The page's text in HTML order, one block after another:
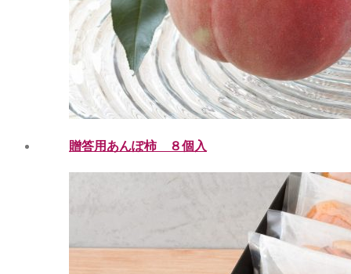
贈答用あんぽ柿 ８個入